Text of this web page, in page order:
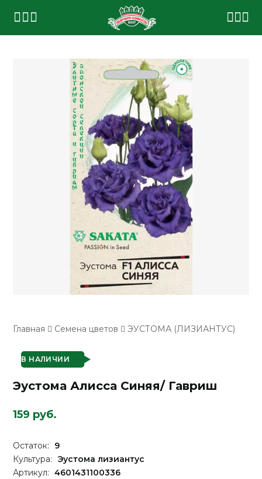
Главная Семена цветов ЭУСТОМА (ЛИЗИАНТУС)
В НАЛИЧИИ
Эустома Алисса Синяя/ Гавриш
159 руб.
Остаток:
9
Культура:
Эустома лизиантус
Артикул: 4601431100336